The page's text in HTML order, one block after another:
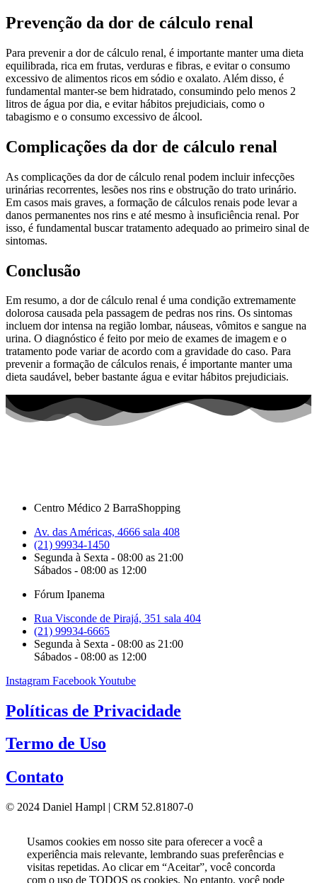
Prevenção da dor de cálculo renal
Para prevenir a dor de cálculo renal, é importante manter uma dieta
equilibrada, rica em frutas, verduras e fibras, e evitar o consumo
excessivo de alimentos ricos em sódio e oxalato. Além disso, é
fundamental manter-se bem hidratado, consumindo pelo menos 2
litros de água por dia, e evitar hábitos prejudiciais, como o
tabagismo e o consumo excessivo de álcool.
Complicações da dor de cálculo renal
As complicações da dor de cálculo renal podem incluir infecções
urinárias recorrentes, lesões nos rins e obstrução do trato urinário.
Em casos mais graves, a formação de cálculos renais pode levar a
danos permanentes nos rins e até mesmo à insuficiência renal. Por
isso, é fundamental buscar tratamento adequado ao primeiro sinal de
sintomas.
Conclusão
Em resumo, a dor de cálculo renal é uma condição extremamente
dolorosa causada pela passagem de pedras nos rins. Os sintomas
incluem dor intensa na região lombar, náuseas, vômitos e sangue na
urina. O diagnóstico é feito por meio de exames de imagem e o
tratamento pode variar de acordo com a gravidade do caso. Para
prevenir a formação de cálculos renais, é importante manter uma
dieta saudável, beber bastante água e evitar hábitos prejudiciais.
Centro Médico 2 BarraShopping
Av. das Américas, 4666 sala 408
(21) 99934-1450
Segunda à Sexta - 08:00 as 21:00
Sábados - 08:00 as 12:00
Fórum Ipanema
Rua Visconde de Pirajá, 351 sala 404
(21) 99934-6665
Segunda à Sexta - 08:00 as 21:00
Sábados - 08:00 as 12:00
Instagram FacebookYoutube
Políticas de Privacidade
Termo de Uso
Contato
© 2024 Daniel Hampl | CRM 52.81807-0
Usamos cookies em nosso site para oferecer a você a
experiência mais relevante, lembrando suas preferências e
visitas repetidas. Ao clicar em “Aceitar”, você concorda
com o uso de TODOS os cookies. No entanto, você pode